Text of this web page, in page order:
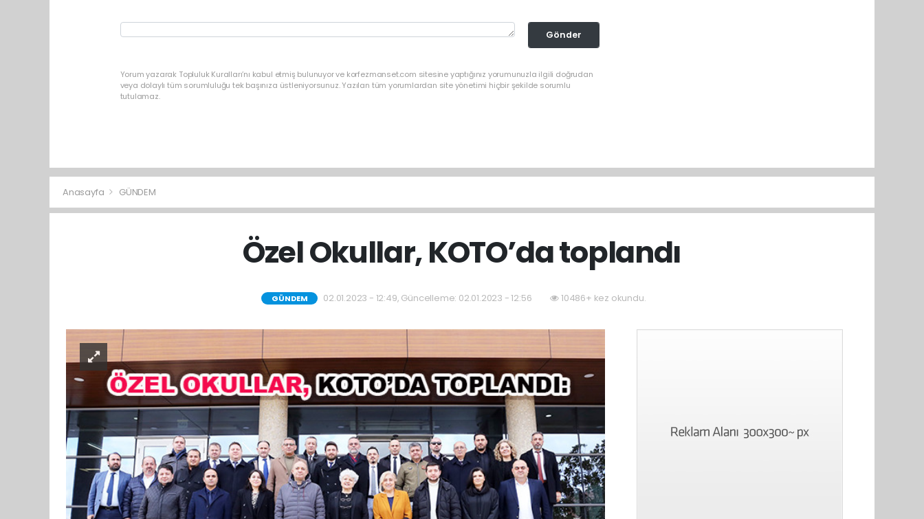
Gönder
Yorum yazarak Topluluk Kuralları’nı kabul etmiş bulunuyor ve korfezmanset.com sitesine yaptığınız yorumunuzla ilgili doğrudan
veya dolaylı tüm sorumluluğu tek başınıza üstleniyorsunuz. Yazılan tüm yorumlardan site yönetimi hiçbir şekilde sorumlu
tutulamaz.
Anasayfa GÜNDEM
Özel Okullar, KOTO’da toplandı
GÜNDEM 02.01.2023 - 12:49, Güncelleme: 02.01.2023 - 12:56 10486+ kez okundu.